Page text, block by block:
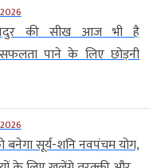
की सीख आज भी है
सफलता पाने के लिए छोड़नी
बनेगा सूर्य-शनि नवपंचम योग,